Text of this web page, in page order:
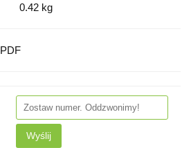
0.42 kg
Wyślij